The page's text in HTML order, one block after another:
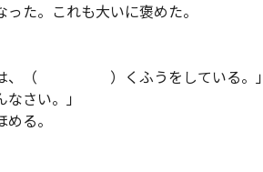
た。これも大いに褒めた。
は、（ ）くふうをしている。」
さい。」
る。